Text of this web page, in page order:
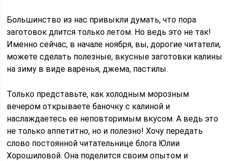
Большинство из нас привыкли думать, что пора
заготовок длится только летом. Но ведь это не так!
Именно сейчас, в начале ноября, вы, дорогие читатели,
можете сделать полезные, вкусные заготовки калины
на зиму в виде варенья, джема, пастилы.
Только представьте, как холодным морозным
вечером открываете баночку с калиной и
наслаждаетесь ее неповторимым вкусом. А ведь это
не только аппетитно, но и полезно! Хочу передать
слово постоянной читательнице блога Юлии
Хорошиловой. Она поделится своим опытом и